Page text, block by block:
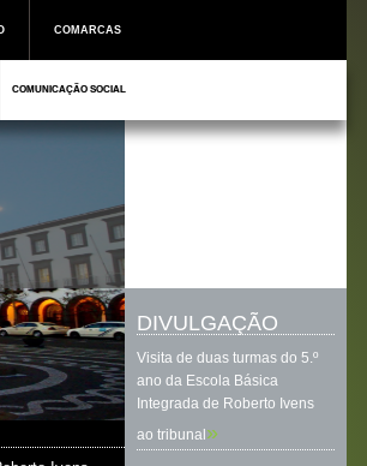
COMARCAS
COMUNICAÇÃO SOCIAL
DIVULGAÇÃO
Visita de duas turmas do 5.º
ano da Escola Básica
Integrada de Roberto Ivens
ao tribunal »